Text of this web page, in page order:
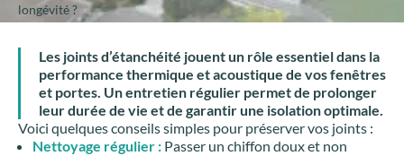
longévité ?
Les joints d’étanchéité jouent un rôle essentiel dans la
performance thermique et acoustique de vos fenêtres
et portes. Un entretien régulier permet de prolonger
leur durée de vie et de garantir une isolation optimale.
Voici quelques conseils simples pour préserver vos joints :
Nettoyage régulier : Passer un chiffon doux et non